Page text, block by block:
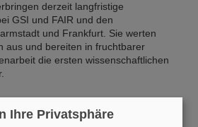
derzeit langfristige
GSI und FAIR und den
und Frankfurt. Sie werten
aus und bereiten in fruchtbarer
die ersten wissenschaftlichen
Ihre Privatsphäre